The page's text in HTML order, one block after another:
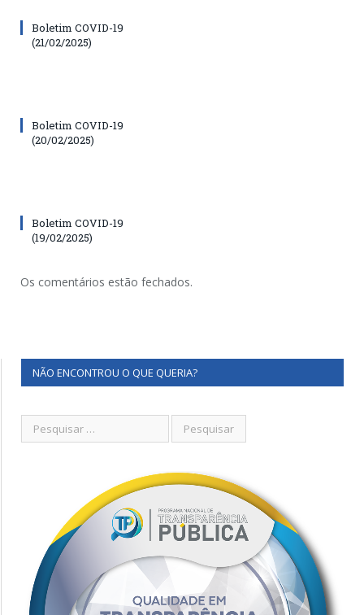
Boletim COVID-19
(21/02/2025)
Boletim COVID-19
(20/02/2025)
Boletim COVID-19
(19/02/2025)
Os comentários estão fechados.
NÃO ENCONTROU O QUE QUERIA?